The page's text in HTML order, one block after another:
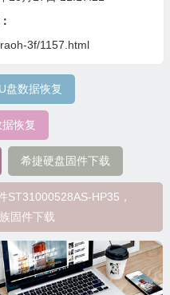
3f/1157.html
盘数据恢复
恢复
希捷硬盘固件下载
ST31000528AS-HP35，
固件下载